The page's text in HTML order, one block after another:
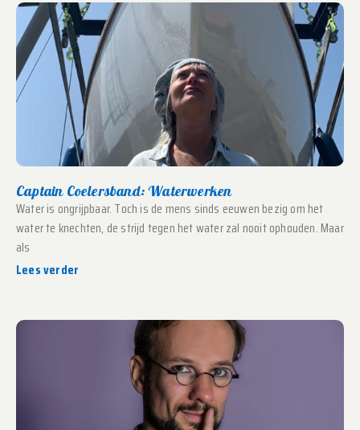
Captain Coelersband: Waterwerken
Water is ongrijpbaar. Toch is de mens sinds eeuwen bezig om het
water te knechten, de strijd tegen het water zal nooit ophouden. Maar
als
Lees verder